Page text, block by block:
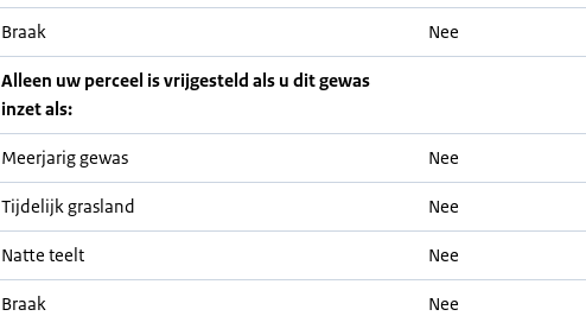
Braak Nee
Alleen uw perceel is vrijgesteld als u dit gewas
inzet als:
Meerjarig gewas Nee
Tijdelijk grasland Nee
Natte teelt Nee
Braak Nee